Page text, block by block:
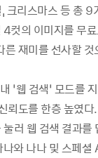
크리스마스 등 총 9
컷의 이미지를 무
른 재미를 선사할
‘웹 검색’ 모드를
뢰도를 한층 높였
눌러 웹 검색 결과
와 나나 및 스페셜